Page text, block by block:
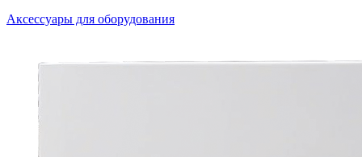
Аксессуары для оборудования